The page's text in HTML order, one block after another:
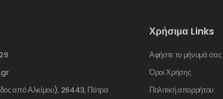
από Αλκίμου), 26443, Πάτρα
Χρήσιμα Links
Αφήστε το μήνυμά σας
Όροι Χρήσης
Πολιτική απορρήτου